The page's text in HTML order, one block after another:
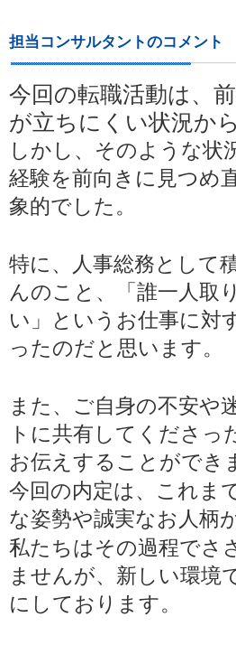
担当コンサルタントのコメント
今回の転職活動は、
が立ちにくい状況か
しかし、そのような状
経験を前向きに見つめ
象的でした。
特に、人事総務として
んのこと、「誰一人取
い」というお仕事に対
ったのだと思います。
また、ご自身の不安や
トに共有してくださ
お伝えすることができ
今回の内定は、これま
な姿勢や誠実なお人柄
私たちはその過程でさ
ませんが、新しい環境
にしております。